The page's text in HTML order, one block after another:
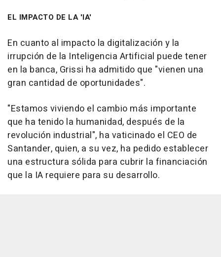
EL IMPACTO DE LA 'IA'
En cuanto al impacto la digitalización y la
irrupción de la Inteligencia Artificial puede tener
en la banca, Grissi ha admitido que "vienen una
gran cantidad de oportunidades".
"Estamos viviendo el cambio más importante
que ha tenido la humanidad, después de la
revolución industrial", ha vaticinado el CEO de
Santander, quien, a su vez, ha pedido establecer
una estructura sólida para cubrir la financiación
que la IA requiere para su desarrollo.